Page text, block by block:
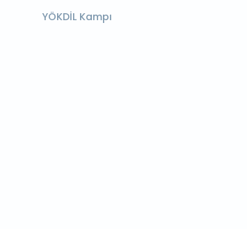
YÖKDİL Kampı